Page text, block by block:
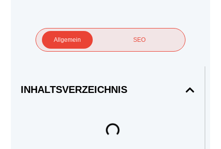
Allgemein SEO
INHALTSVERZEICHNIS